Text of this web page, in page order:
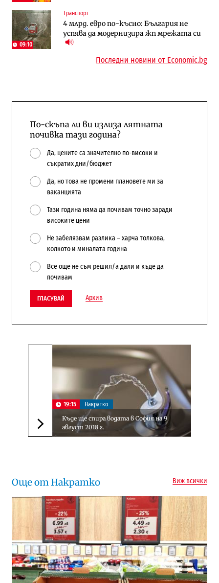
09:10
Транспорт
4 млрд. евро по-късно: България не
успява да модернизира жп мрежата си
АЕЦ „Козлодуй“ ще работи само още
няколко седмици, ако сушата продължи
Лекарствата за редки болести
попадат в капан на обществените
поръчки?
Последни новини от Economic.bg
По-скъпа ли ви излиза лятната
почивка тази година?
Да, цените са значително по-високи и
съкратих дни/бюджет
Да, но това не промени плановете ми за
ваканцията
Тази година няма да почивам точно заради
високите цени
Не забелязвам разлика – харча толкова,
колкото и миналата година
Все още не съм решил/а дали и къде да
почивам
ГЛАСУВАЙ Архив
Следваща новина
19:15 Накратко
Къде ще спира водата в София на 9
август 2018 г.
Още от Накратко Виж всички